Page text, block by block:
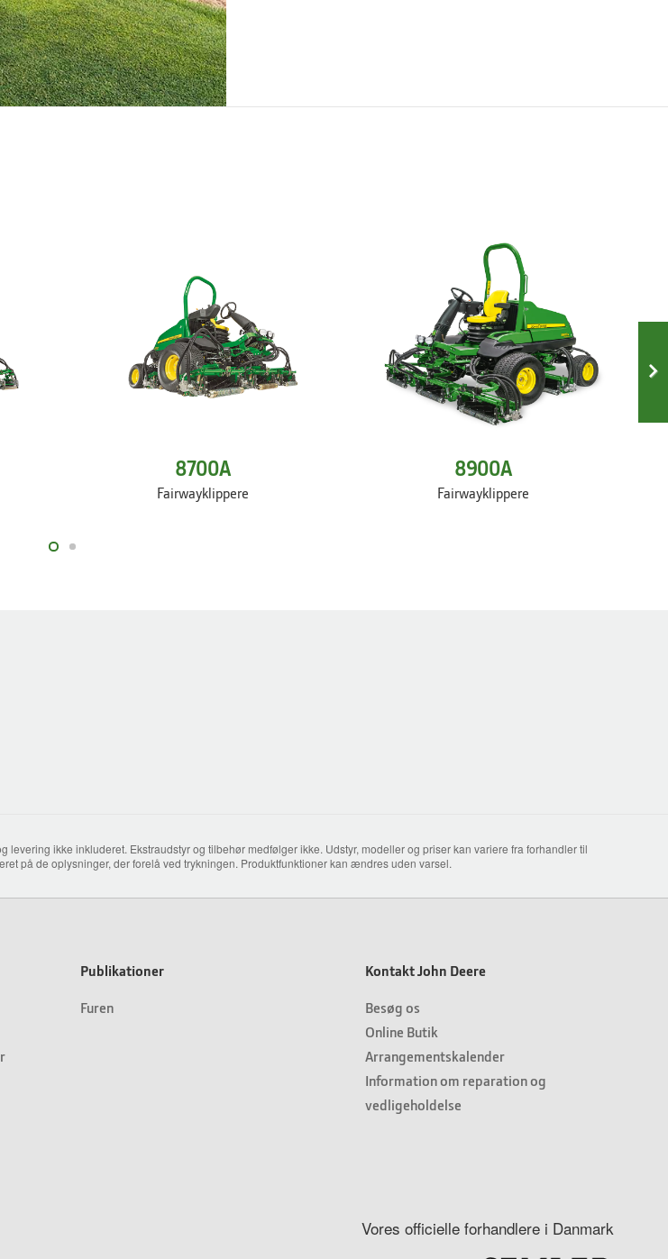
8700A
Fairwayklippere
8900A
Fairwayklippere
ikke inkluderet. Ekstraudstyr og tilbehør medfølger ikke. Udstyr, modeller og priser kan variere fra forhandler til
på de oplysninger, der forelå ved trykningen. Produktfunktioner kan ændres uden varsel.
Publikationer
Furen
Kontakt John Deere
Besøg os
Online Butik
Arrangementskalender
Information om reparation og
vedligeholdelse
Vores officielle forhandlere i Danmark